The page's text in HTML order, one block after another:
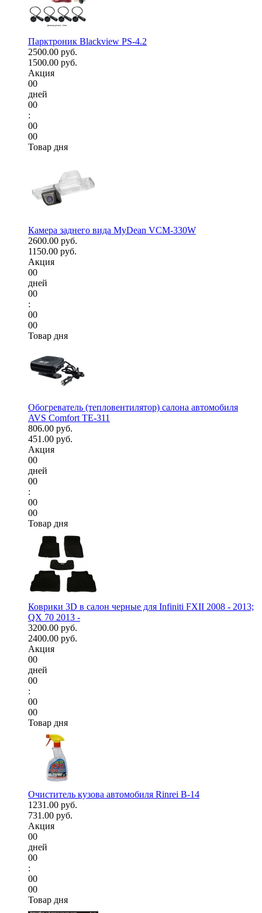
Парктроник Blackview PS-4.2
2500.00 руб.
1500.00 руб.
Акция
00
дней
00
:
00
00
Товар дня
Камера заднего вида MyDean VCM-330W
2600.00 руб.
1150.00 руб.
Акция
00
дней
00
:
00
00
Товар дня
Обогреватель (тепловентилятор) салона автомобиля
AVS Comfort TE-311
806.00 руб.
451.00 руб.
Акция
00
дней
00
:
00
00
Товар дня
Коврики 3D в салон черные для Infiniti FXII 2008 - 2013;
QX 70 2013 -
3200.00 руб.
2400.00 руб.
Акция
00
дней
00
:
00
00
Товар дня
Очиститель кузова автомобиля Rinrei B-14
1231.00 руб.
731.00 руб.
Акция
00
дней
00
:
00
00
Товар дня